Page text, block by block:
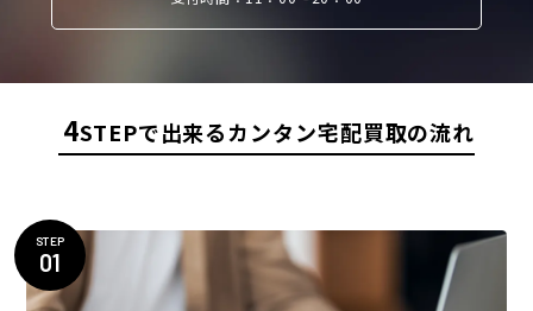
4STEPで出来るカンタン宅配買取の流れ
STEP
01